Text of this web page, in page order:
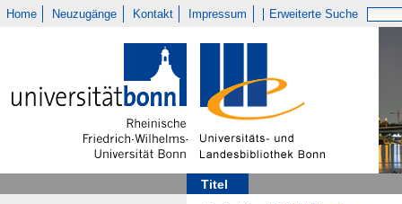
Home Neuzugänge Kontakt Impressum Erweiterte Suche
Titel